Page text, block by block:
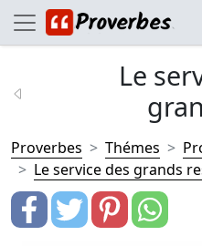
Le
Proverbes Thémes
Le service des grands